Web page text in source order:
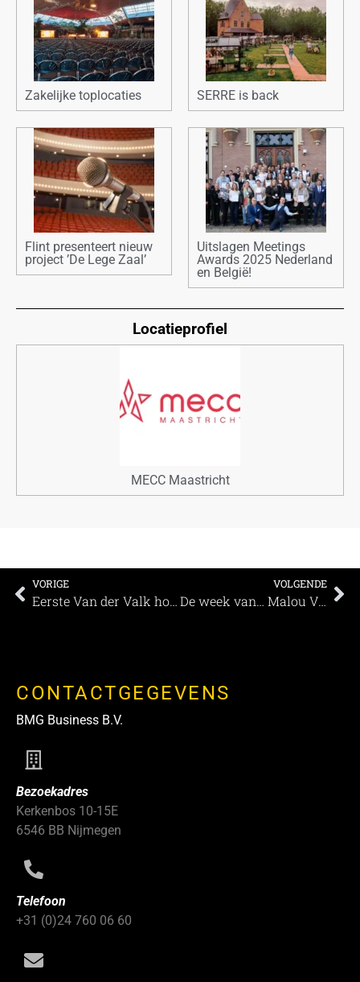
Zakelijke toplocaties SERRE is back
Flint presenteert nieuw
project ’De Lege Zaal’
Uitslagen Meetings
Awards 2025 Nederland
en België!
Locatieprofiel
MECC Maastricht
VORIGE
Eerste Van der Valk hotel aan de Nederlandse kust
VOLGENDE
De week van… Malou Vingerhoets
CONTACTGEGEVENS
BMG Business B.V.
Bezoekadres
Kerkenbos 10-15E
6546 BB Nijmegen
Telefoon
+31 (0)24 760 06 60